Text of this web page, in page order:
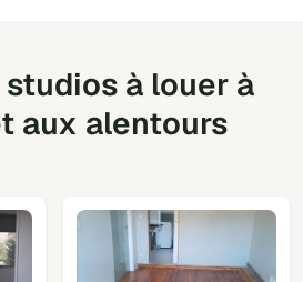
à louer à
aux alentours